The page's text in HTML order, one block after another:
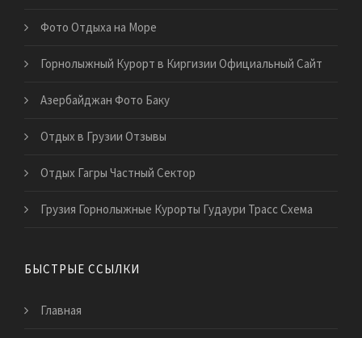
Фото Отдыха на Море
Горнолыжный Курорт в Киргизии Официальный Сайт
Азербайджан Фото Баку
Отдых в Грузии Отзывы
Отдых Гагры Частный Сектор
Грузия Горнолыжные Курорты Гудаури Трасс Схема
БЫСТРЫЕ ССЫЛКИ
Главная